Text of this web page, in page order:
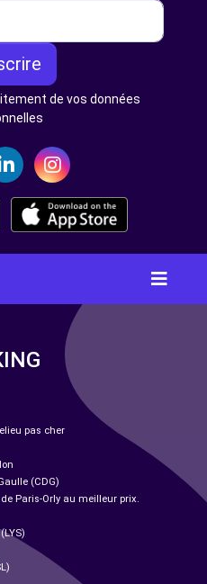
de vos données
pas cher
(CDG)
Paris-Orly au meilleur prix.